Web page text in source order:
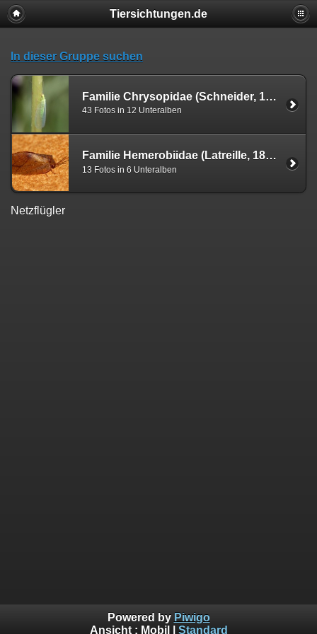
Tiersichtungen.de
In dieser Gruppe suchen
Familie Chrysopidae (Schneider, 1851)
43 Fotos in 12 Unteralben
Familie Hemerobiidae (Latreille, 1803)
13 Fotos in 6 Unteralben
Netzflügler
Powered by Piwigo
Ansicht : Mobil Standard